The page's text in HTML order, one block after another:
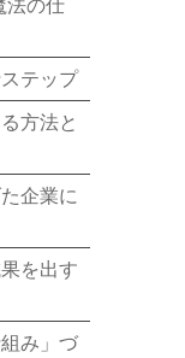
法の仕
テップ
方法と
企業に
を出す
み」づ